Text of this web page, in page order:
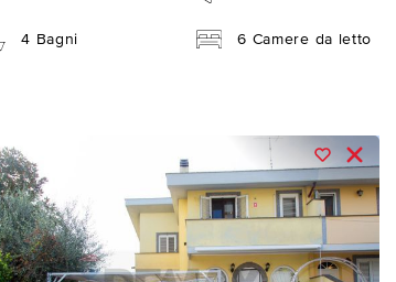
4 Bagni 6 Camere da letto